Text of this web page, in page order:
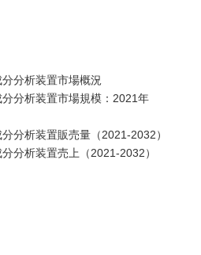
分析装置市場概況
分析装置市場規模：2021年
分析装置販売量（2021-2032）
分析装置売上（2021-2032）